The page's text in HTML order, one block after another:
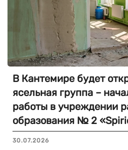
В Кантемире будет
ясельная группа –
работы в учреждении
образования № 2
30.07.2026